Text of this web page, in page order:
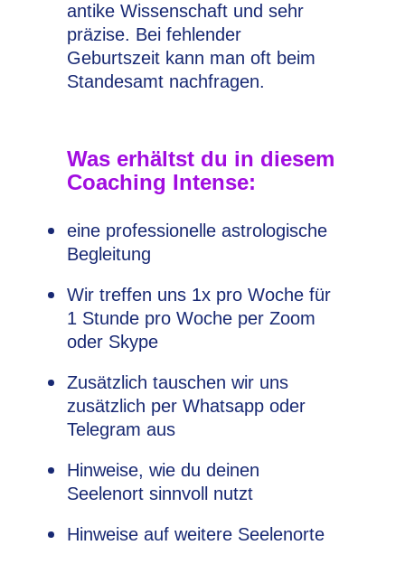
antike Wissenschaft und sehr
präzise. Bei fehlender
Geburtszeit kann man oft beim
Standesamt nachfragen.
Was erhältst du in diesem
Coaching Intense:
eine professionelle astrologische
Begleitung
Wir treffen uns 1x pro Woche für
1 Stunde pro Woche per Zoom
oder Skype
Zusätzlich tauschen wir uns
zusätzlich per Whatsapp oder
Telegram aus
Hinweise, wie du deinen
Seelenort sinnvoll nutzt
Hinweise auf weitere Seelenorte